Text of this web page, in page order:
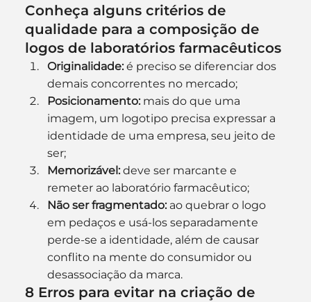
Conheça alguns critérios de
qualidade para a composição de
logos de laboratórios farmacêuticos
Originalidade: é preciso se diferenciar dos
demais concorrentes no mercado;
Posicionamento: mais do que uma
imagem, um logotipo precisa expressar a
identidade de uma empresa, seu jeito de
ser;
Memorizável: deve ser marcante e
remeter ao laboratório farmacêutico;
Não ser fragmentado: ao quebrar o logo
em pedaços e usá-los separadamente
perde-se a identidade, além de causar
conflito na mente do consumidor ou
desassociação da marca.
8 Erros para evitar na criação de